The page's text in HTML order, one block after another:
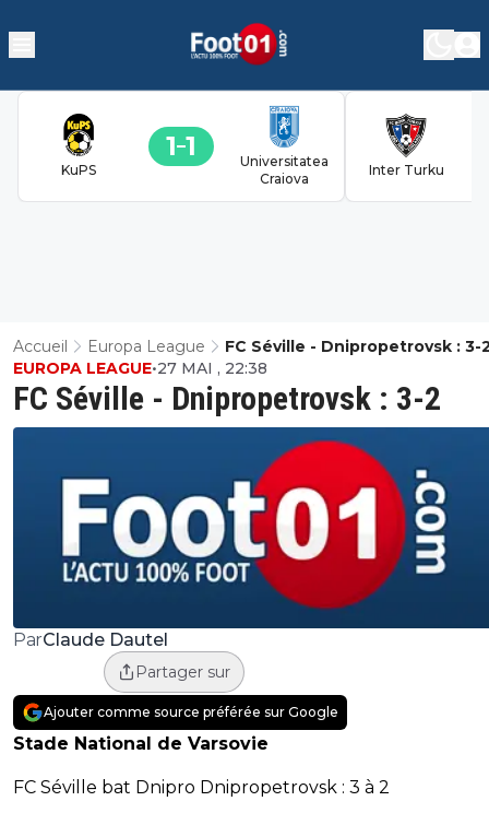
KuPS
1 1
Universitatea
Craiova
Inter Turku
Accueil Europa League FC Séville - Dnipropetrovsk : 3-
FC Séville - Dnipropetrovsk : 3-2
EUROPA LEAGUE•27 MAI , 22:38
ParClaude Dautel
Partager sur
Ajouter comme source préférée sur Google
Stade National de Varsovie
FC Séville bat Dnipro Dnipropetrovsk : 3 à 2